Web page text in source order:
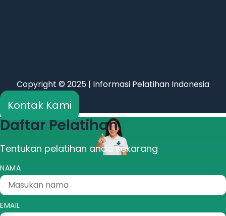
Copyright © 2025 | Informasi Pelatihan Indonesia
Kontak Kami
Daftar Pelatihan
Tentukan pelatihan anda sekarang
NAMA
EMAIL